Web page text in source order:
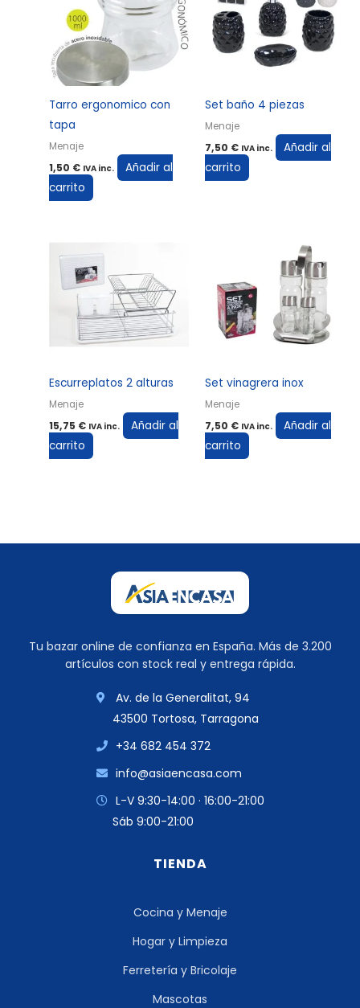
Tarro ergonomico con
tapa
Menaje
1,50 € IVA inc.
Añadir al
carrito
Set baño 4 piezas
Menaje
7,50 € IVA inc.
Añadir al
carrito
Escurreplatos 2 alturas
Menaje
15,75 € IVA inc.
Añadir al
carrito
Set vinagrera inox
Menaje
7,50 € IVA inc.
Añadir al
carrito
Tu bazar online de confianza en España. Más de 3.200
artículos con stock real y entrega rápida.
Av. de la Generalitat, 94
43500 Tortosa, Tarragona
+34 682 454 372
info@asiaencasa.com
L-V 9:30-14:00 · 16:00-21:00
Sáb 9:00-21:00
TIENDA
Cocina y Menaje
Hogar y Limpieza
Ferretería y Bricolaje
Mascotas